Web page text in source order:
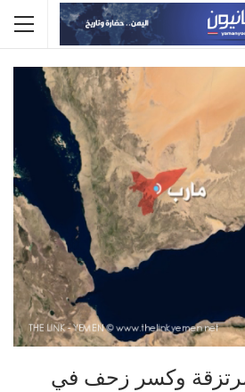
وكسر زحف في